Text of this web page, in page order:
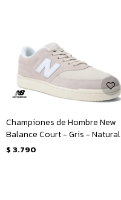
Championes de Hombre New
Balance Court - Gris - Natural
$ 3.790